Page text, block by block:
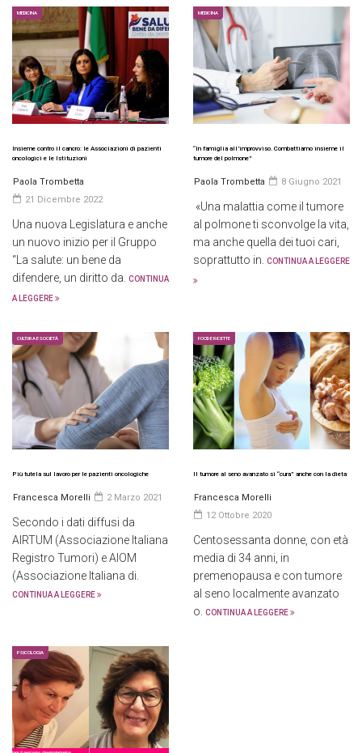
MEDICINA
Insieme contro il cancro: le Associazioni di pazienti
oncologici e le Istituzioni
Paola Trombetta
21 Dicembre 2022
Una nuova Legislatura e anche
un nuovo inizio per il Gruppo
“La salute: un bene da
difendere, un diritto da.
CONTINUA
A LEGGERE
MEDICINA
“In famiglia all’improvviso. Combattiamo insieme il
tumore del polmone”
Paola Trombetta 8 Giugno 2021
«Una malattia come il tumore
al polmone ti sconvolge la vita,
ma anche quella dei tuoi cari,
soprattutto in.
CONTINUA A LEGGERE
CULTURA E SOCIETÀ
Più tutela sul lavoro per le pazienti oncologiche
Francesca Morelli 2 Marzo 2021
Secondo i dati diffusi da
AIRTUM (Associazione Italiana
Registro Tumori) e AIOM
(Associazione Italiana di.
CONTINUA A LEGGERE
FOOD E RICETTE
Il tumore al seno avanzato si “cura” anche con la dieta
Francesca Morelli
12 Ottobre 2020
Centosessanta donne, con età
media di 34 anni, in
premenopausa e con tumore
al seno localmente avanzato
o.
CONTINUA A LEGGERE
PSICOLOGIA